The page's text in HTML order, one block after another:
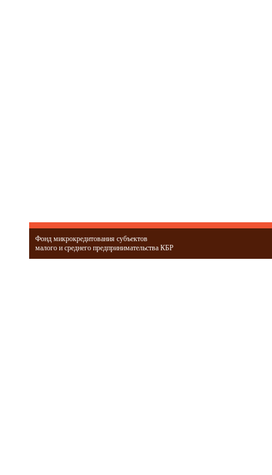
Фонд микрокредитования субъектов
малого и среднего предпринимательства КБР